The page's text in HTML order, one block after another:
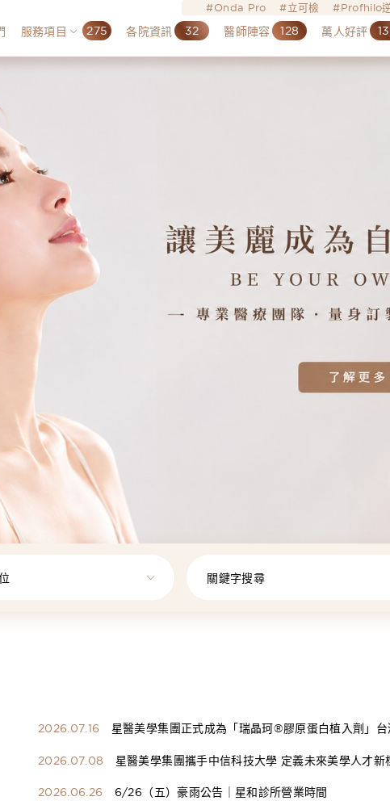
Onda Pro 立可檢 Profhilo
服務項目 275 各院資訊 32 醫師陣容 128 萬人好評
關鍵字搜尋
2026.07.16
星醫美學集團正式成為「瑞晶珂®膠原蛋白植入劑」
2026.07.08
星醫美學集團攜手中信科技大學 定義未來美學人才新
2026.06.26
6/26（五）豪雨公告｜星和診所營業時間